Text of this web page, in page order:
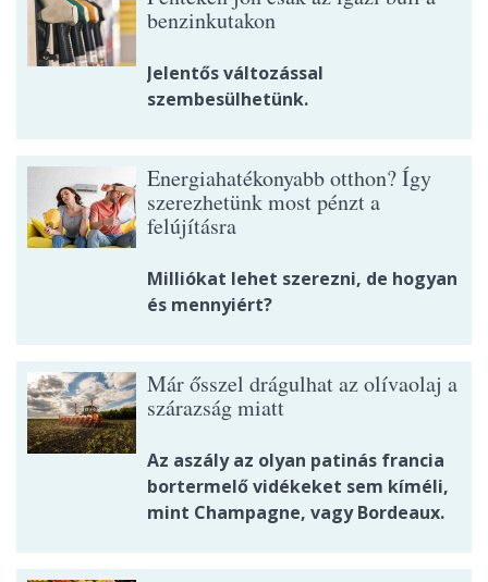
benzinkutakon
Jelentős változással
szembesülhetünk.
Energiahatékonyabb otthon? Így
szerezhetünk most pénzt a
felújításra
Milliókat lehet szerezni, de hogyan
és mennyiért?
Már ősszel drágulhat az olívaolaj a
szárazság miatt
Az aszály az olyan patinás francia
bortermelő vidékeket sem kíméli,
mint Champagne, vagy Bordeaux.